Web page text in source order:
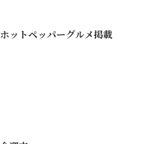
ホットペッパーグルメ掲載